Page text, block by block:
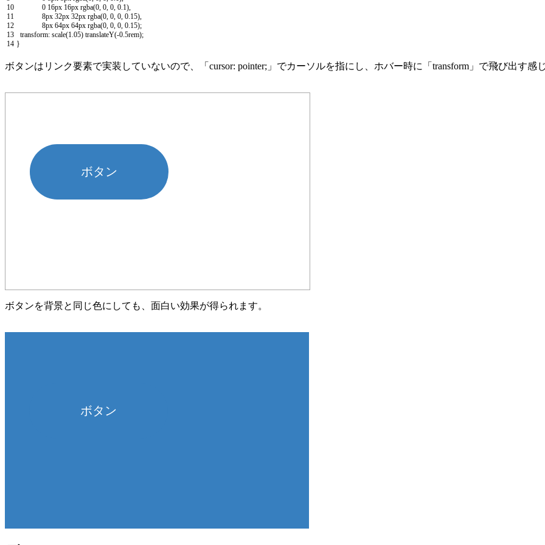
10
11
12
13
14
0 16px 16px rgba(0, 0, 0, 0.1),
8px 32px 32px rgba(0, 0, 0, 0.15),
8px 64px 64px rgba(0, 0, 0, 0.15);
transform: scale(1.05) translateY(-0.5rem);
}
ボタンはリンク要素で実装していないので、「cursor: pointer;」でカーソルを指にし、ホバー時に「transform」で飛び出す感
ボタン
ボタンを背景と同じ色にしても、面白い効果が得られます。
ボタン